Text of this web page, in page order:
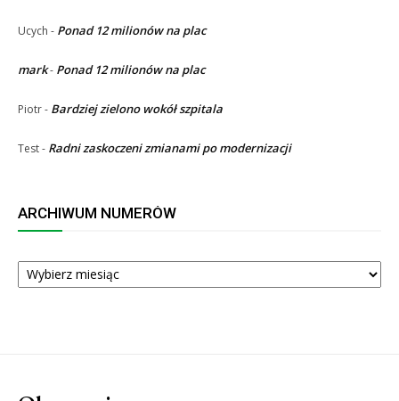
Ucych - Ponad 12 milionów na plac
mark- Ponad 12 milionów na plac
Piotr- Bardziej zielono wokół szpitala
Test- Radni zaskoczeni zmianami po modernizacji
ARCHIWUM NUMERÓW
ARCHIWUM
NUMERÓW